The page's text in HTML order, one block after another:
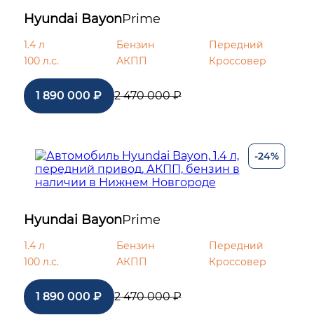
Hyundai BayonPrime
1.4 л Бензин
Передний
100 л.с.
АКПП Кроссовер
1 890 000 ₽ 2 470 000 ₽
-24%
Hyundai BayonPrime
1.4 л Бензин
Передний
100 л.с.
АКПП Кроссовер
1 890 000 ₽ 2 470 000 ₽